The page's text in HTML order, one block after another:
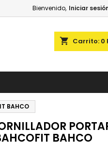
Bienvenido, Iniciar
shopping_cart Carrito: 0
BAHCO
BAHCO